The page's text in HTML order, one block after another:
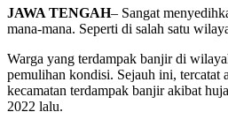
JAWA TENGAH– Sangat
mana-mana. Seperti di salah satu
Warga yang terdampak banjir di
pemulihan kondisi. Sejauh ini, tercatat
kecamatan terdampak banjir akibat
2022 lalu.